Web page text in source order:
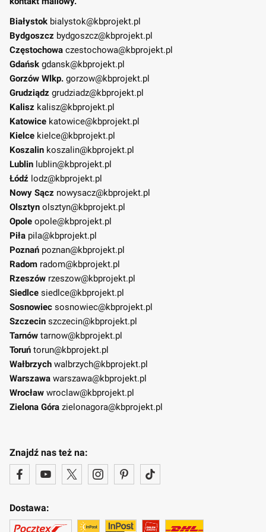
Białystok bialystok@kbprojekt.pl
Bydgoszcz bydgoszcz@kbprojekt.pl
Częstochowa czestochowa@kbprojekt.pl
Gdańsk gdansk@kbprojekt.pl
Gorzów Wlkp. gorzow@kbprojekt.pl
Grudziądz grudziadz@kbprojekt.pl
Kalisz kalisz@kbprojekt.pl
Katowice katowice@kbprojekt.pl
Kielce kielce@kbprojekt.pl
Koszalin koszalin@kbprojekt.pl
Lublin lublin@kbprojekt.pl
Łódź lodz@kbprojekt.pl
Nowy Sącz nowysacz@kbprojekt.pl
Olsztyn olsztyn@kbprojekt.pl
Opole opole@kbprojekt.pl
Piła pila@kbprojekt.pl
Poznań poznan@kbprojekt.pl
Radom radom@kbprojekt.pl
Rzeszów rzeszow@kbprojekt.pl
Siedlce siedlce@kbprojekt.pl
Sosnowiec sosnowiec@kbprojekt.pl
Szczecin szczecin@kbprojekt.pl
Tarnów tarnow@kbprojekt.pl
Toruń torun@kbprojekt.pl
Wałbrzych walbrzych@kbprojekt.pl
Warszawa warszawa@kbprojekt.pl
Wrocław wroclaw@kbprojekt.pl
Zielona Góra zielonagora@kbprojekt.pl
Znajdź nas też na:
Dostawa: